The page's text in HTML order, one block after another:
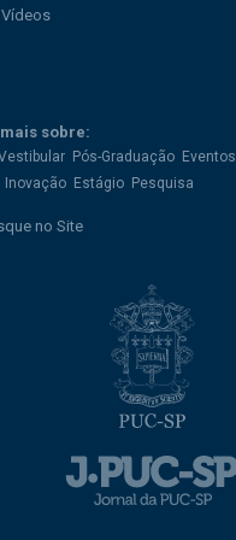
sobre:
Pós-Graduação Eventos
Inovação Estágio Pesquisa
no Site